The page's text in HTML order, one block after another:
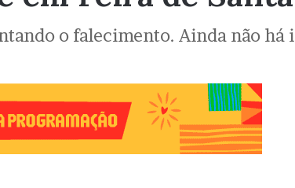
o falecimento. Ainda não há